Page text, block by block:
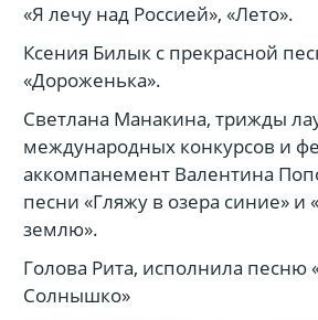
«Я лечу над Россией», «Лето».
Ксения Билык с прекрасной
«Дороженька».
Светлана Манакина, трижды
международных конкурсов и
аккомпанемент Валентина
песни «Гляжу в озера синие»
землю».
Голова Рита, исполнила песню
Солнышко»